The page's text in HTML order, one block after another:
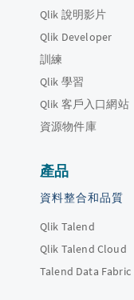
Qlik 說明影片
Qlik Developer
訓練
Qlik 學習
Qlik 客戶入口網站
資源物件庫
產品
資料整合和品質
Qlik Talend
Qlik Talend Cloud
Talend Data Fabric